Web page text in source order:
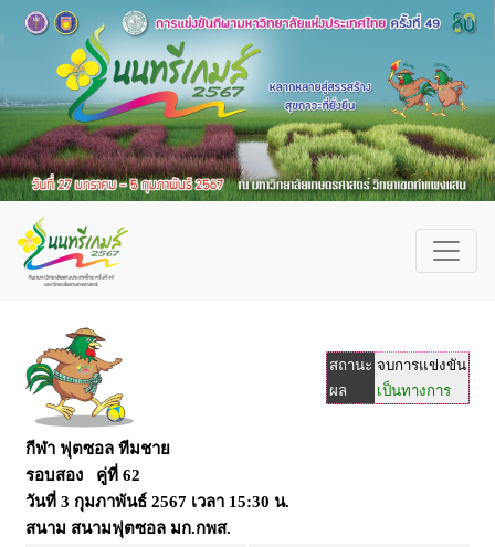
สถานะ จบการแข่งขัน
ผล
เป็นทางการ
กีฬา ฟุตซอล ทีมชาย
รอบสอง คู่ที่ 62
วันที่ 3 กุมภาพันธ์ 2567 เวลา 15:30 น.
สนาม สนามฟุตซอล มก.กพส.